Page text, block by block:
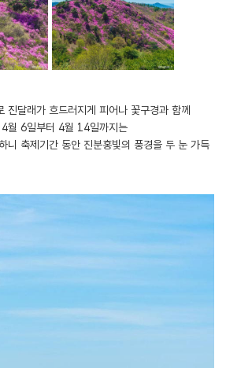
진달래가 흐드러지게 피어나 꽃구경과 함께
월 6일부터 4월 14일까지는
니 축제기간 동안 진분홍빛의 풍경을 두 눈 가득